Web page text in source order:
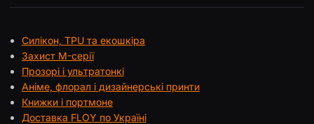
Силікон, TPU та екошкіра
Захист M-серії
Прозорі і ультратонкі
Аніме, флорал і дизайнерські принти
Книжки і портмоне
Доставка FLOY по Україні